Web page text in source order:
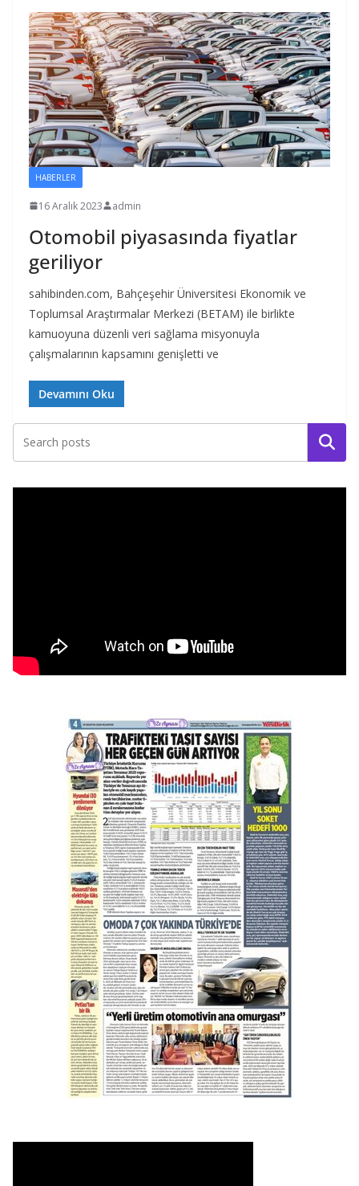
HABERLER
16 Aralık 2023 admin
Otomobil piyasasında fiyatlar
geriliyor
sahibinden.com, Bahçeşehir Üniversitesi Ekonomik ve
Toplumsal Araştırmalar Merkezi (BETAM) ile birlikte
kamuoyuna düzenli veri sağlama misyonuyla
çalışmalarının kapsamını genişletti ve
Devamını Oku
Ara